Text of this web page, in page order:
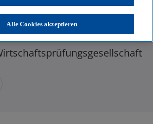
Financial Services,
& IT-Compliance, Practice Lead
Response
Alle Cookies akzeptieren